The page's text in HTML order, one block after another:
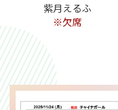
紫月えるふ
※欠席